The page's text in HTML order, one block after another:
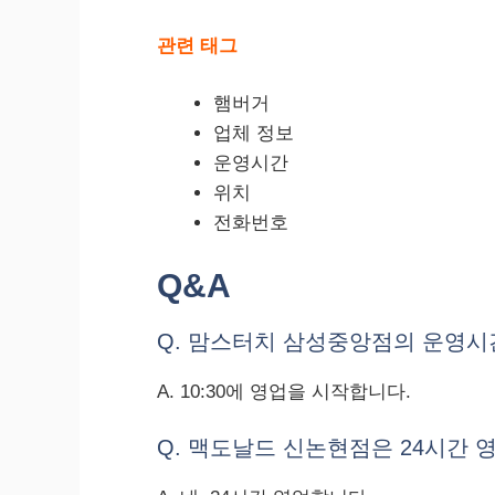
관련 태그
햄버거
업체 정보
운영시간
위치
전화번호
Q&A
Q. 맘스터치 삼성중앙점의 운영시
A. 10:30에 영업을 시작합니다.
Q. 맥도날드 신논현점은 24시간